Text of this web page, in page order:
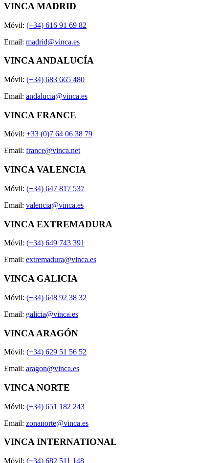
VINCA MADRID
Móvil: (+34) 616 91 69 82
Email: madrid@vinca.es
VINCA ANDALUCÍA
Móvil: (+34) 683 665 480
Email: andalucia@vinca.es
VINCA FRANCE
Móvil: +33 (0)7 64 06 38 79
Email: france@vinca.net
VINCA VALENCIA
Móvil: (+34) 647 817 537
Email: valencia@vinca.es
VINCA EXTREMADURA
Móvil: (+34) 649 743 391
Email: extremadura@vinca.es
VINCA GALICIA
Móvil: (+34) 648 92 38 32
Email: galicia@vinca.es
VINCA ARAGÓN
Móvil: (+34) 629 51 56 52
Email: aragon@vinca.es
VINCA NORTE
Móvil: (+34) 651 182 243
Email: zonanorte@vinca.es
VINCA INTERNATIONAL
Móvil: (+34) 682 511 148